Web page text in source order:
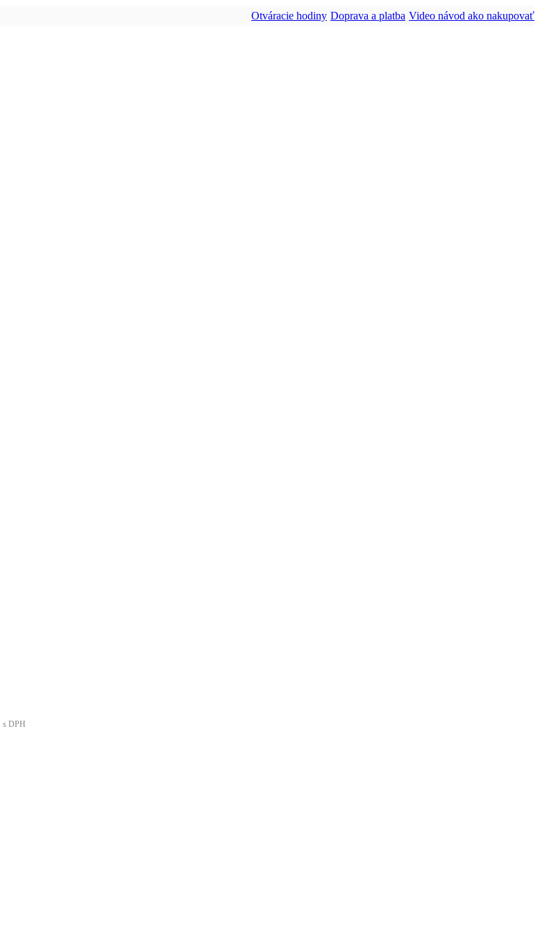
Otváracie hodiny Doprava a platba Video návod ako nakupovať
s DPH